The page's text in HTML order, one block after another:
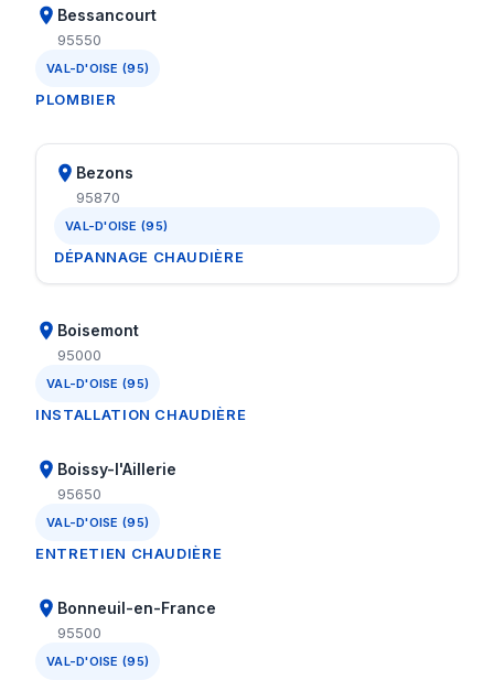
Bessancourt
95550
VAL-D'OISE (95)
PLOMBIER
Bezons
95870
VAL-D'OISE (95)
DÉPANNAGE CHAUDIÈRE
Boisemont
95000
VAL-D'OISE (95)
INSTALLATION CHAUDIÈRE
Boissy-l'Aillerie
95650
VAL-D'OISE (95)
ENTRETIEN CHAUDIÈRE
Bonneuil-en-France
95500
VAL-D'OISE (95)